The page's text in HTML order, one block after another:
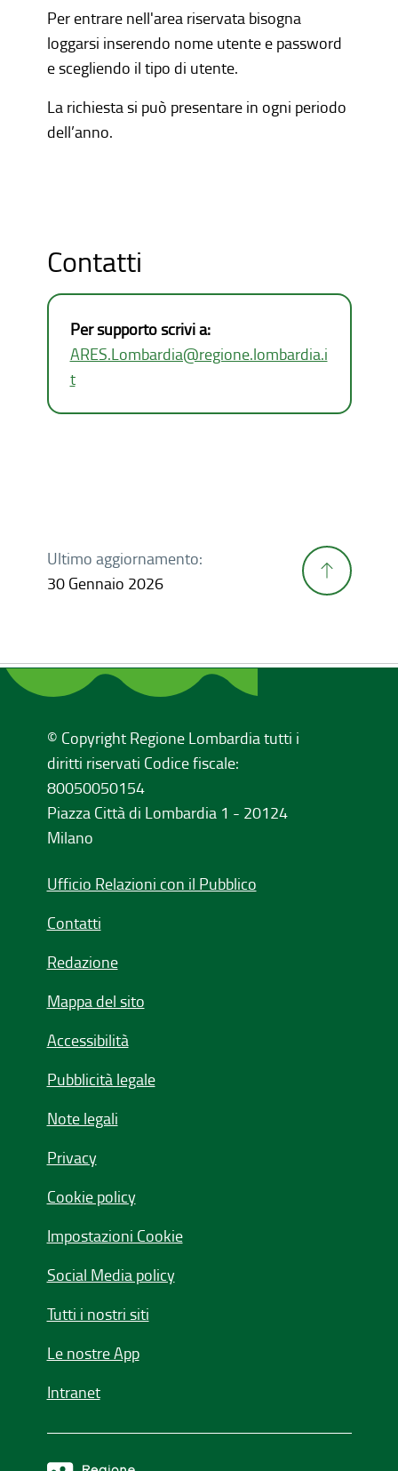
Per entrare nell'area riservata bisogna
loggarsi inserendo nome utente e password
e scegliendo il tipo di utente.
La richiesta si può presentare in ogni periodo
dell’anno.
Contatti
Per supporto scrivi a:
ARES.Lombardia@regione.lombardia.i
t
Ultimo aggiornamento:
30 Gennaio 2026
© Copyright Regione Lombardia tutti i
diritti riservati Codice fiscale:
80050050154
Piazza Città di Lombardia 1 - 20124
Milano
Ufficio Relazioni con il Pubblico
Contatti
Redazione
Mappa del sito
Accessibilità
Pubblicità legale
Note legali
Privacy
Cookie policy
Impostazioni Cookie
Social Media policy
Tutti i nostri siti
Le nostre App
Intranet